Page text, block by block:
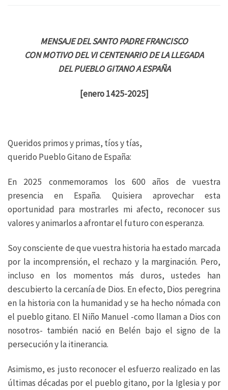
MENSAJE DEL SANTO PADRE FRANCISCO
CON MOTIVO DEL VI CENTENARIO DE LA LLEGADA
DEL PUEBLO GITANO A ESPAÑA
[enero 1425-2025]
Queridos primos y primas, tíos y tías,
querido Pueblo Gitano de España:
En 2025 conmemoramos los 600 años de vuestra
presencia en España. Quisiera aprovechar esta
oportunidad para mostrarles mi afecto, reconocer sus
valores y animarlos a afrontar el futuro con esperanza.
Soy consciente de que vuestra historia ha estado marcada
por la incomprensión, el rechazo y la marginación. Pero,
incluso en los momentos más duros, ustedes han
descubierto la cercanía de Dios. En efecto, Dios peregrina
en la historia con la humanidad y se ha hecho nómada con
el pueblo gitano. El Niño Manuel -como llaman a Dios con
nosotros- también nació en Belén bajo el signo de la
persecución y la itinerancia.
Asimismo, es justo reconocer el esfuerzo realizado en las
últimas décadas por el pueblo gitano, por la Iglesia y por